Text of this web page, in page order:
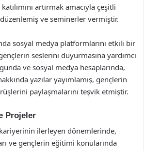
artırmak amacıyla çeşitli
ve seminerler vermiştir.
sosyal medya platformlarını etkili bir
seslerini duyurmasına yardımcı
ve sosyal medya hesaplarında,
yazılar yayımlamış, gençlerin
paylaşmalarını teşvik etmiştir.
Projeler
ilerleyen dönemlerinde,
ve gençlerin eğitimi konularında